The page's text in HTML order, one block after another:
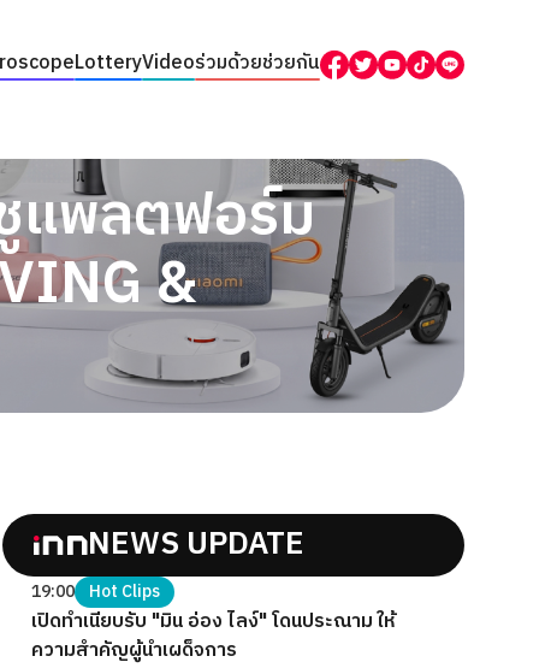
LotteryVideoร่วมด้วยช่วยกัน
ชูแพลตฟอร์ม
&
NEWS UPDATE
19:00 Hot Clips
เปิดทำเนียบรับ "มิน อ่อง ไลง์" โดนประณาม ให้
ความสำคัญผู้นำเผด็จการ